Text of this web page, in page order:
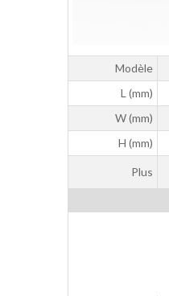
Modèle
L (mm)
W (mm)
H (mm)
Plus